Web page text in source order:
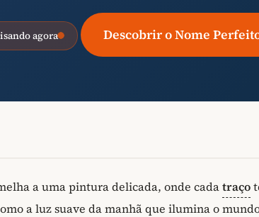
agora Descobrir o Nome
a uma pintura delicada, onde cadatraço
a luz suave da manhã que ilumina o